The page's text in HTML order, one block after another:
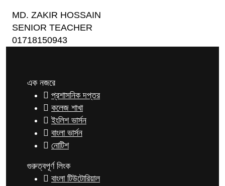
MD. ZAKIR HOSSAIN
SENIOR TEACHER
01718150943
এক নজরে
প্রশাসনিক দপ্তর
কলেজ শাখা
ইংলিশ ভার্সন
বাংলা ভার্সন
নোটিশ
গুরুত্বপূর্ণ লিংক
বাংলা টিউটোরিয়াল